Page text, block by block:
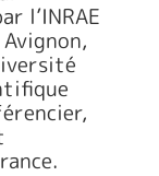
l’INRAE